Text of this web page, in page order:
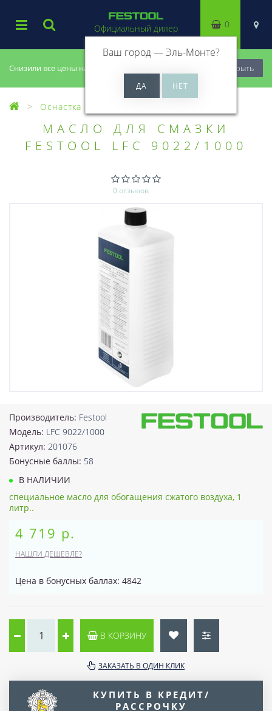
Снизили все цены на 20%, успей купить! Закрыть
Официальный дилер
Ваш город —Эль-Монте?
0
Оснастка
МАСЛО ДЛЯ СМАЗКИ
FESTOOL LFC 9022/1000
0 отзывов
Производитель: Festool
Модель: LFC 9022/1000
Артикул: 201076
Бонусные баллы: 58
В НАЛИЧИИ
специальное масло для обогащения сжатого воздуха, 1
литр..
4 719 р.
НАШЛИ ДЕШЕВЛЕ?
Цена в бонусных баллах: 4842
В КОРЗИНУ
ЗАКАЗАТЬ В ОДИН КЛИК
КУПИТЬ В КРЕДИТ/
РАССРОЧКУ